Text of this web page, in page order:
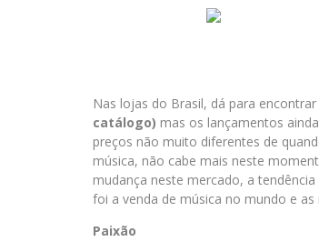
Nas lojas do Brasil, dá para
catálogo) mas os lançamentos
preços não muito diferentes de
música, não cabe mais neste
mudança neste mercado, a
foi a venda de música no mundo e
Paixão